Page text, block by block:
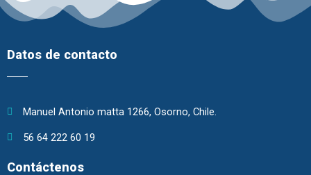
Datos de contacto
Manuel Antonio matta 1266, Osorno, Chile.
56 64 222 60 19
Contáctenos